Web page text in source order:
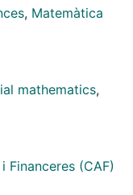
lleva a cabo una
, Matemàtica
mathematics,
Financeres (CAF)